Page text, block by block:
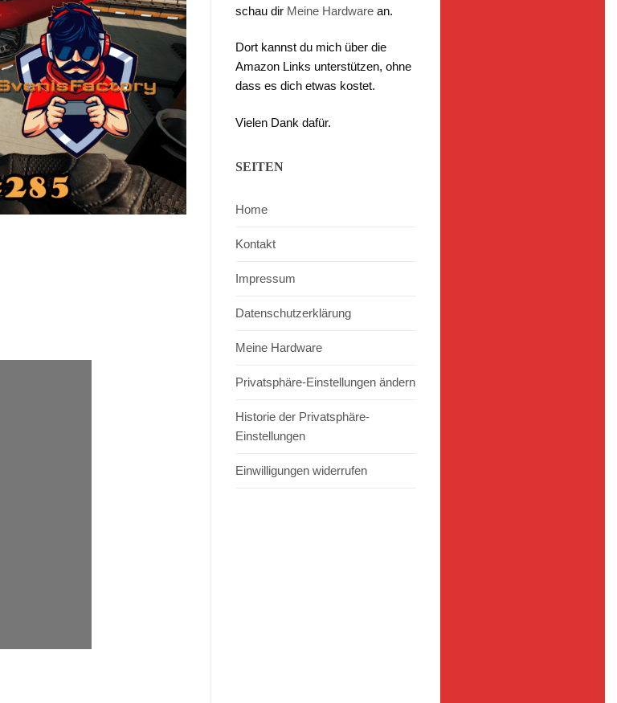
schau dir Meine Hardware an.
Dort kannst du mich über die
Amazon Links unterstützen, ohne
dass es dich etwas kostet.
Vielen Dank dafür.
SEITEN
Home
Kontakt
Impressum
Datenschutzerklärung
Meine Hardware
Privatsphäre-Einstellungen ändern
Historie der Privatsphäre-
Einstellungen
Einwilligungen widerrufen